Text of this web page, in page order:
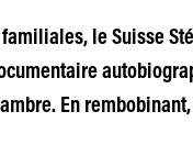
le Suisse
En